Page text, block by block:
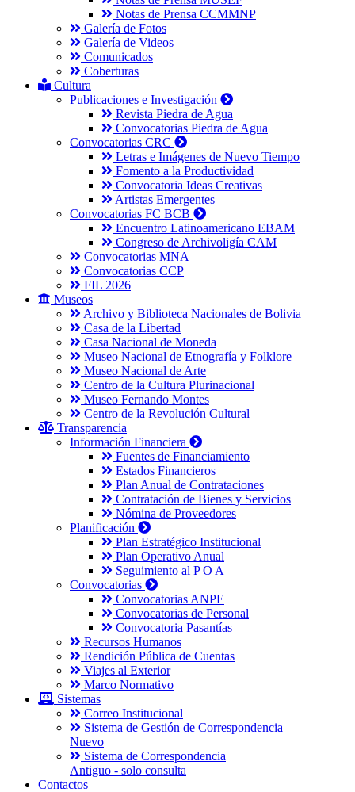
Notas de Prensa CCMMNP
Galería de Fotos
Galería de Videos
Comunicados
Coberturas
Cultura
Publicaciones e Investigación
Revista Piedra de Agua
Convocatorias Piedra de Agua
Convocatorias CRC
Letras e Imágenes de Nuevo Tiempo
Fomento a la Productividad
Convocatoria Ideas Creativas
Artistas Emergentes
Convocatorias FC BCB
Encuentro Latinoamericano EBAM
Congreso de Archivoligía CAM
Convocatorias MNA
Convocatorias CCP
FIL 2026
Museos
Archivo y Biblioteca Nacionales de Bolivia
Casa de la Libertad
Casa Nacional de Moneda
Museo Nacional de Etnografía y Folklore
Museo Nacional de Arte
Centro de la Cultura Plurinacional
Museo Fernando Montes
Centro de la Revolución Cultural
Transparencia
Información Financiera
Fuentes de Financiamiento
Estados Financieros
Plan Anual de Contrataciones
Contratación de Bienes y Servicios
Nómina de Proveedores
Planificación
Plan Estratégico Institucional
Plan Operativo Anual
Seguimiento al P O A
Convocatorias
Convocatorias ANPE
Convocatorias de Personal
Convocatoria Pasantías
Recursos Humanos
Rendición Pública de Cuentas
Viajes al Exterior
Marco Normativo
Sistemas
Correo Institucional
Sistema de Gestión de Correspondencia
Nuevo
Sistema de Correspondencia
Antiguo - solo consulta
Contactos